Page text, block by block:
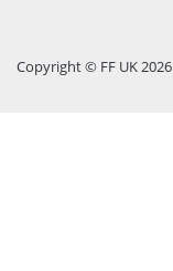
Copyright © FF UK 2026